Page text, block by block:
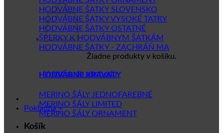
Žiadne produkty v košíku.
Vrátiť sa do obchodu
Pokladňa +
Košík
HODVÁBNE ŠATKY SLOVENSKO
HODVÁBNE ŠATKY VYSOKÉ TATRY
HODVÁBNE ŠATKY OSTATNÉ
ŠPERKY K HODVÁBNYM ŠATKÁM
HODVÁBNE ŠATKY - ZACHRÁŇ MA
HODVÁBNE KRAVATY
MERINO ŠÁLY JEDNOFAREBNÉ
MERINO ŠÁLY LIMITED
MERINO ŠÁLY ORNAMENT